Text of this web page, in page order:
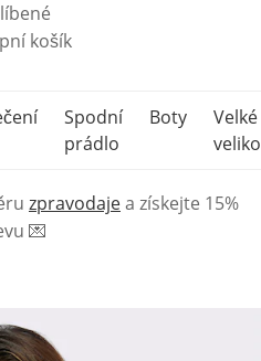
košík
Spodní
prádlo
Boty
Velké
zpravodajea získejte 15%
💌